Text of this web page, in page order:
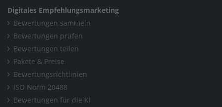
Digitales Empfehlungsmarketing
Bewertungen sammeln
Bewertungen prüfen
Bewertungen teilen
Pakete & Preise
Bewertungsrichtlinien
ISO Norm 20488
Bewertungen für die KI